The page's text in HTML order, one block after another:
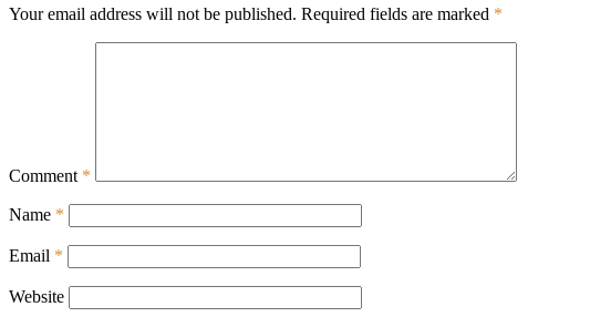
Your email address will not be published. Required fields are marked *
Comment *
Name *
Email *
Website